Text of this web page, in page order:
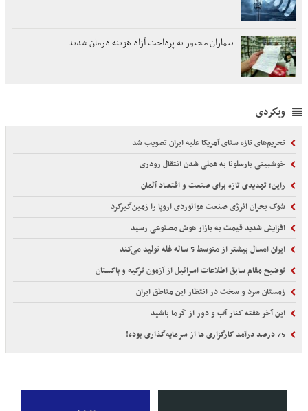
بیماران مجبور به پرداخت آزاد هزینه درمان شدند
وبگردی
تحریم‌های تازه سنای آمریکا علیه ایران تصویب شد
خوشبینی بارسلونا به عملی شدن انتقال رودری
راین؛ تهدیدی تازه برای صنعت و اقتصاد آلمان
شوک بحران انرژی صنعت هوانوردی اروپا را زمین‌گیر‌کرد
افزایش شدید قیمت به بازار هوش مصنوعی رسید
ایران امسال بیشتر از متوسط 5 ساله غله تولید می‌کند
توضیح مقام سابق اطلاعات اسرائیل از آزمون ترکیه و پاکستان
زمستان سرد و سخت در انتظار این مناطق ایران
این آخر هفته کنار آب و دور از گرما باشید